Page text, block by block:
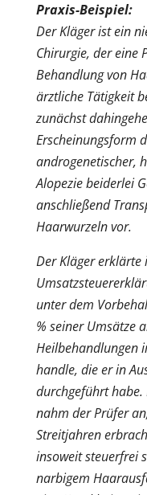
Praxis-Beispiel:
Der Kläger ist ein
Chirurgie, der eine
Behandlung von
ärztliche Tätigkeit
zunächst
Erscheinungsform
androgenetischer,
Alopezie beiderlei
anschließend
Haarwurzeln vor.
Der Kläger erklärte
unter dem
% seiner Umsätze
Heilbehandlungen
handle, die er in
durchgeführt
nahm der Prüfer
Streitjahren
insoweit steuerfrei
narbigem